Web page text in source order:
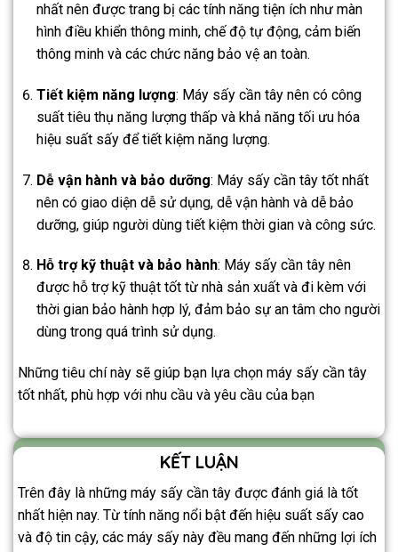
nhất nên được trang bị các tính năng tiện ích như màn
hình điều khiển thông minh, chế độ tự động, cảm biến
thông minh và các chức năng bảo vệ an toàn.
Tiết kiệm năng lượng: Máy sấy cần tây nên có công
suất tiêu thụ năng lượng thấp và khả năng tối ưu hóa
hiệu suất sấy để tiết kiệm năng lượng.
Dễ vận hành và bảo dưỡng: Máy sấy cần tây tốt nhất
nên có giao diện dễ sử dụng, dễ vận hành và dễ bảo
dưỡng, giúp người dùng tiết kiệm thời gian và công sức.
Hỗ trợ kỹ thuật và bảo hành: Máy sấy cần tây nên
được hỗ trợ kỹ thuật tốt từ nhà sản xuất và đi kèm với
thời gian bảo hành hợp lý, đảm bảo sự an tâm cho người
dùng trong quá trình sử dụng.
Những tiêu chí này sẽ giúp bạn lựa chọn máy sấy cần tây
tốt nhất, phù hợp với nhu cầu và yêu cầu của bạn
KẾT LUẬN
Trên đây là những máy sấy cần tây được đánh giá là tốt
nhất hiện nay. Từ tính năng nổi bật đến hiệu suất sấy cao
và độ tin cậy, các máy sấy này đều mang đến những lợi ích